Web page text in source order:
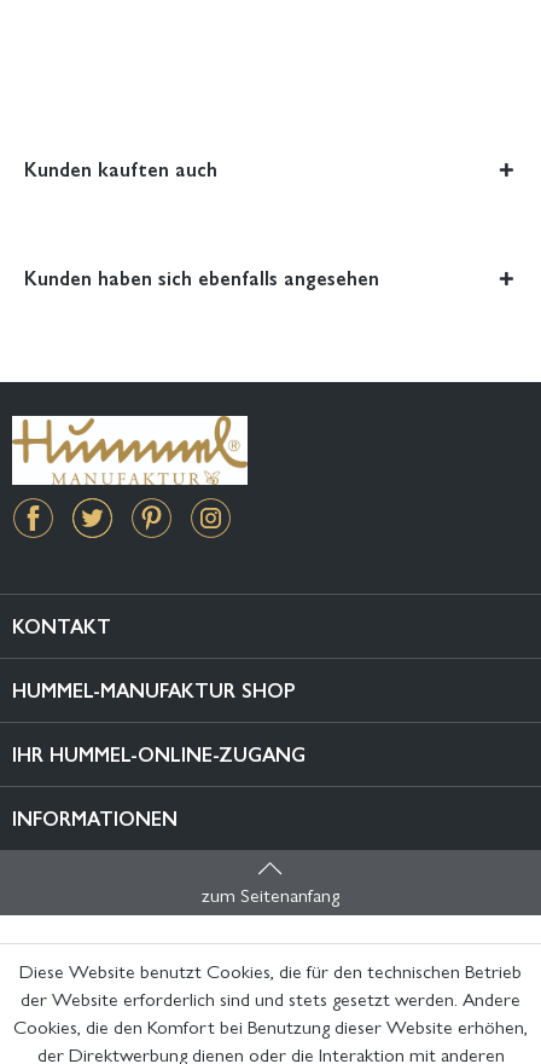
Kunden kauften auch
Kunden haben sich ebenfalls angesehen
KONTAKT
HUMMEL-MANUFAKTUR SHOP
IHR HUMMEL-ONLINE-ZUGANG
INFORMATIONEN
zum Seitenanfang
Diese Website benutzt Cookies, die für den technischen Betrieb
der Website erforderlich sind und stets gesetzt werden. Andere
Cookies, die den Komfort bei Benutzung dieser Website erhöhen,
der Direktwerbung dienen oder die Interaktion mit anderen